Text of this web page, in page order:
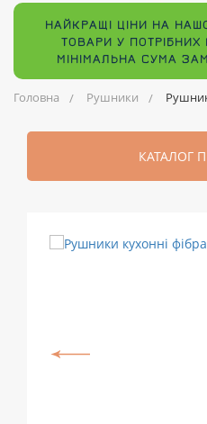
НАЙКРАЩІ ЦІНИ НА
ТОВАРИ У ПОТРІБНИХ
МІНІМАЛЬНА СУМА
Головна Рушники
КАТАЛОГ